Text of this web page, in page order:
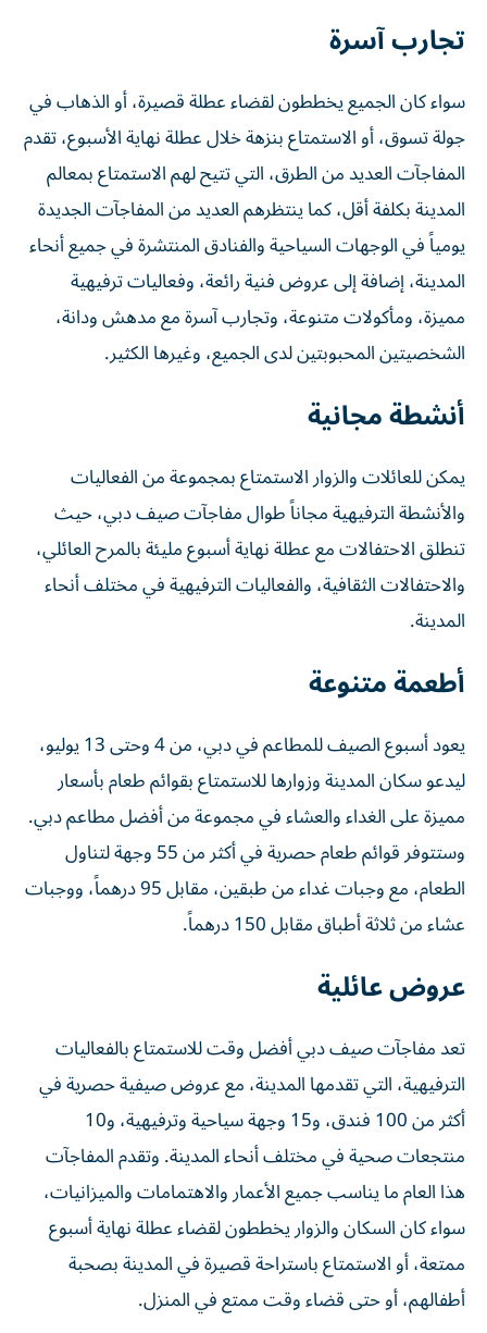
تجارب آسرة
سواء كان الجميع يخططون لقضاء عطلة قصيرة، أو الذهاب في
جولة تسوق، أو الاستمتاع بنزهة خلال عطلة نهاية الأسبوع، تقدم
المفاجآت العديد من الطرق، التي تتيح لهم الاستمتاع بمعالم
المدينة بكلفة أقل، كما ينتظرهم العديد من المفاجآت الجديدة
يومياً في الوجهات السياحية والفنادق المنتشرة في جميع أنحاء
المدينة، إضافة إلى عروض فنية رائعة، وفعاليات ترفيهية
مميزة، ومأكولات متنوعة، وتجارب آسرة مع مدهش ودانة،
الشخصيتين المحبوبتين لدى الجميع، وغيرها الكثير.
أنشطة مجانية
يمكن للعائلات والزوار الاستمتاع بمجموعة من الفعاليات
والأنشطة الترفيهية مجاناً طوال مفاجآت صيف دبي، حيث
تنطلق الاحتفالات مع عطلة نهاية أسبوع مليئة بالمرح العائلي،
والاحتفالات الثقافية، والفعاليات الترفيهية في مختلف أنحاء
المدينة.
أطعمة متنوعة
يعود أسبوع الصيف للمطاعم في دبي، من 4 وحتى 13 يوليو،
ليدعو سكان المدينة وزوارها للاستمتاع بقوائم طعام بأسعار
مميزة على الغداء والعشاء في مجموعة من أفضل مطاعم دبي.
وستتوفر قوائم طعام حصرية في أكثر من 55 وجهة لتناول
الطعام، مع وجبات غداء من طبقين، مقابل 95 درهماً، ووجبات
عشاء من ثلاثة أطباق مقابل 150 درهماً.
عروض عائلية
تعد مفاجآت صيف دبي أفضل وقت للاستمتاع بالفعاليات
الترفيهية، التي تقدمها المدينة، مع عروض صيفية حصرية في
أكثر من 100 فندق، و15 وجهة سياحية وترفيهية، و10
منتجعات صحية في مختلف أنحاء المدينة. وتقدم المفاجآت
هذا العام ما يناسب جميع الأعمار والاهتمامات والميزانيات،
سواء كان السكان والزوار يخططون لقضاء عطلة نهاية أسبوع
ممتعة، أو الاستمتاع باستراحة قصيرة في المدينة بصحبة
أطفالهم، أو حتى قضاء وقت ممتع في المنزل.